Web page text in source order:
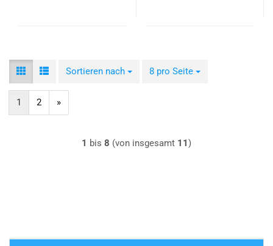
Sortieren nach
Sortieren nach 8 pro Seite
pro Seite
1 2 »
1 bis 8 (von insgesamt 11)